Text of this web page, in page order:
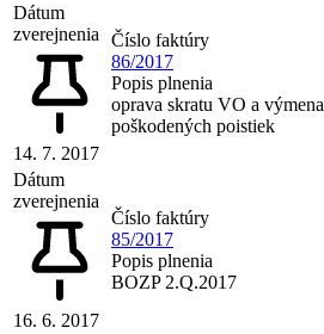
Dátum
zverejnenia
14. 7. 2017
Číslo faktúry
86/2017
Popis plnenia
oprava skratu VO a výmena
poškodených poistiek
Dátum
zverejnenia
16. 6. 2017
Číslo faktúry
85/2017
Popis plnenia
BOZP 2.Q.2017